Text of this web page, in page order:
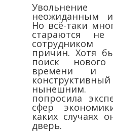
неожиданным
Но всё-таки
стараются не
причин. Хотя
поиск
времени и
нынешним.
попросила
сфер
каких случаях
дверь.